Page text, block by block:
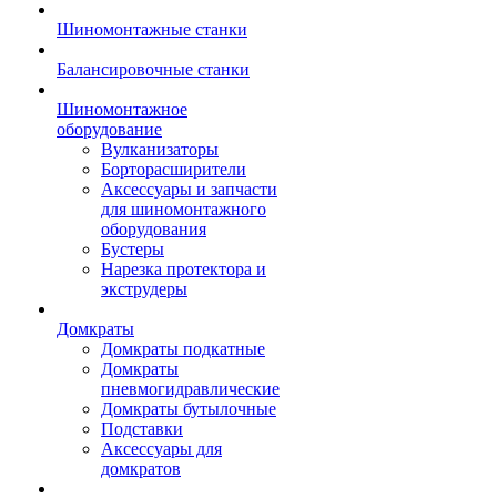
Шиномонтажные станки
Балансировочные станки
Шиномонтажное
оборудование
Вулканизаторы
Борторасширители
Аксессуары и запчасти
для шиномонтажного
оборудования
Бустеры
Нарезка протектора и
экструдеры
Домкраты
Домкраты подкатные
Домкраты
пневмогидравлические
Домкраты бутылочные
Подставки
Аксессуары для
домкратов